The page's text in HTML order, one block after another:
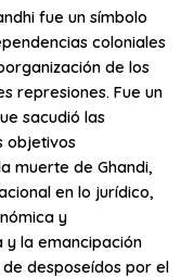
fue un símbolo
coloniales
de los
represiones. Fue un
sacudió las
objetivos
muerte de Ghandi,
en lo jurídico,
y
y la emancipación
desposeídos por el